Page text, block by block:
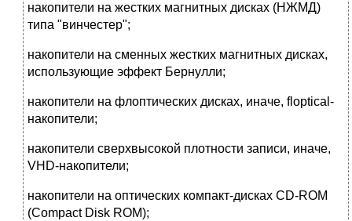
накопители на жестких магнитных дисках (НЖМД)
типа "винчестер";
накопители на сменных жестких магнитных дисках,
использующие эффект Бернулли;
накопители на флоптических дисках, иначе, floptical-
накопители;
накопители сверхвысокой плотности записи, иначе,
VHD-накопители;
накопители на оптических компакт-дисках CD-ROM
(Compact Disk ROM);